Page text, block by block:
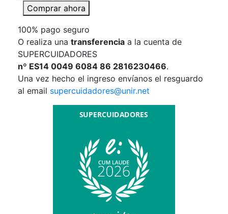
Comprar ahora
100% pago seguro
O realiza una transferencia a la cuenta de
SUPERCUIDADORES
nº ES14 0049 6084 86 2816230466.
Una vez hecho el ingreso envíanos el resguardo
al email supercuidadores@unir.net